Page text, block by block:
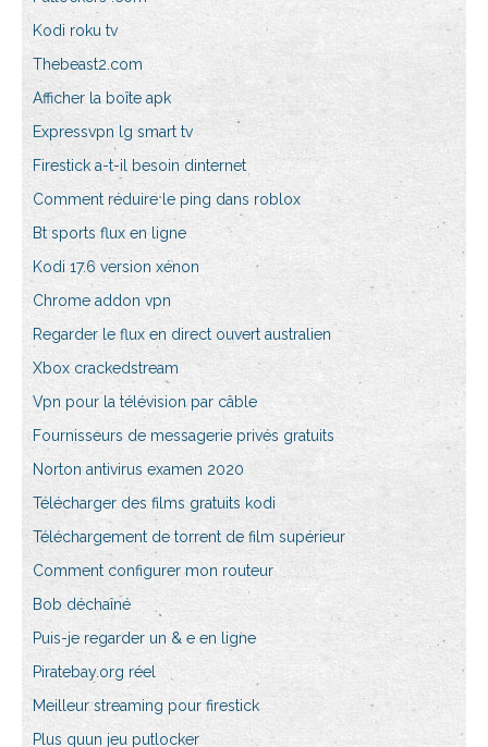
Kodi roku tv
Thebeast2.com
Afficher la boîte apk
Expressvpn lg smart tv
Firestick a-t-il besoin dinternet
Comment réduire le ping dans roblox
Bt sports flux en ligne
Kodi 17.6 version xénon
Chrome addon vpn
Regarder le flux en direct ouvert australien
Xbox crackedstream
Vpn pour la télévision par câble
Fournisseurs de messagerie privés gratuits
Norton antivirus examen 2020
Télécharger des films gratuits kodi
Téléchargement de torrent de film supérieur
Comment configurer mon routeur
Bob déchaîné
Puis-je regarder un & e en ligne
Piratebay.org réel
Meilleur streaming pour firestick
Plus quun jeu putlocker